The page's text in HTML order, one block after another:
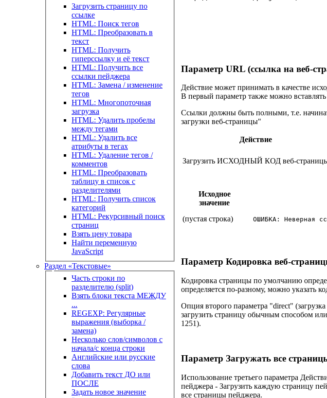
Загрузить страницу по
ссылке
HTML: Поиск тегов
HTML: Преобразовать в
текст
HTML: Получить
гиперссылку и её текст
HTML: Получить все
ссылки пейджера
HTML: Замена / изменение
тегов
HTML: Многопоточная
загрузка
HTML: Удалить пробелы
между тегами
HTML: Удалить все
атрибуты в тегах
HTML: Удаление тегов /
комментов
HTML: Преобразовать
таблицу в список с
разделителями
HTML: Получить список
категорий
HTML: Рекурсивный поиск
страниц
Взять цену товара
Найти переменную
JavaScript
Раздел «Текстовые»
Часть строки по
разделителю (split)
Взять блоки текста МЕЖДУ
...
REGEXP: Регулярные
выражения (выборка /
замена)
Несколько слов/символов с
начала/с конца строки
Английские или русские
слова
Добавить текст ДО или
ПОСЛЕ
Задать новое значение
Параметр URL (ссылка на веб-
Действие может принимать в качестве
В первый параметр также можно
Ссылки должны быть полными, т.е.
загрузки веб-страницы"
Действие
Загрузить ИСХОДНЫЙ КОД веб-
Исходное
значение
(пустая строка) ОШИБКА: Неверная
Параметр Кодировка веб-
Кодировка страницы по умолчанию
определяется по-разному, можно указать
Опция второго параметра "direct"
загрузить страницу обычным способом
1251).
Параметр Загружать все
Использование третьего параметра
пейджера - Загрузить каждую страницу
все страницы пейджера.